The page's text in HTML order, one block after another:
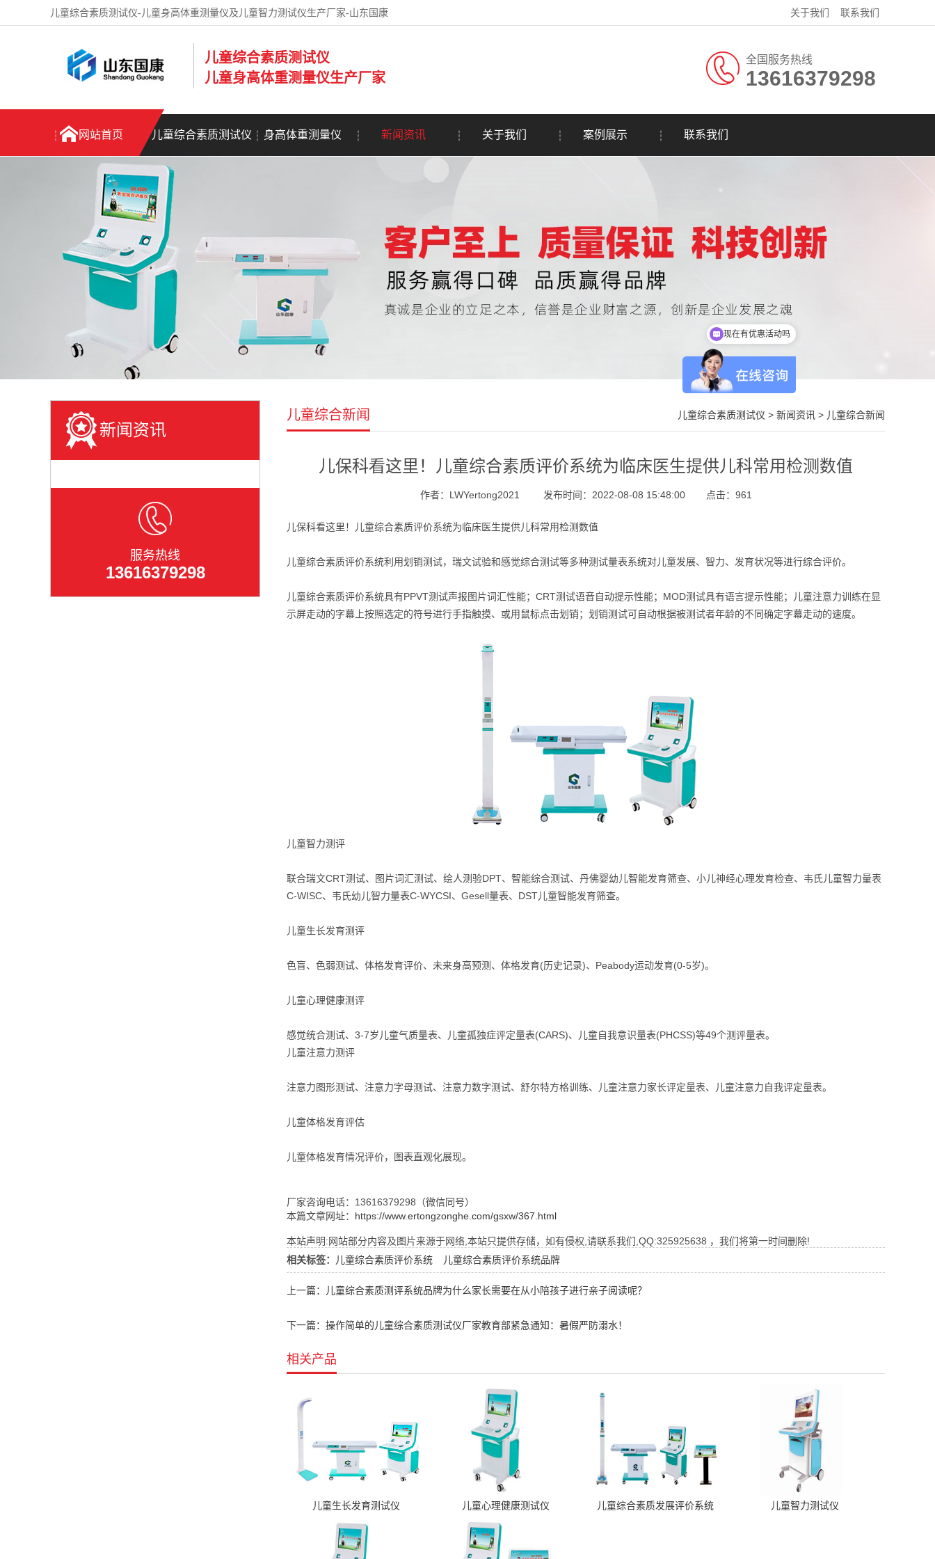
儿童综合素质测试仪-儿童身高体重测量仪及儿童智力测试仪生产厂家-山东国康 关于我们 联系我们
儿童综合素质测试仪
儿童身高体重测量仪生产厂家
全国服务热线
13616379298
网站首页 儿童综合素质测试仪 身高体重测量仪 新闻资讯 关于我们 案例展示 联系我们
新闻资讯
服务热线
13616379298
儿童综合新闻 儿童综合素质测试仪 > 新闻资讯 > 儿童综合新闻
儿保科看这里！儿童综合素质评价系统为临床医生提供儿科常用检测数值
作者：LWYertong2021 发布时间：2022-08-08 15:48:00 点击： 961
儿保科看这里！儿童综合素质评价系统为临床医生提供儿科常用检测数值
儿童综合素质评价系统利用划销测试，瑞文试验和感觉综合测试等多种测试量表系统对儿童发展、智力、发育状况等进行综合评价。
儿童综合素质评价系统具有PPVT测试声报图片词汇性能；CRT测试语音自动提示性能；MOD测试具有语言提示性能；儿童注意力训练在显
示屏走动的字幕上按照选定的符号进行手指触摸、或用鼠标点击划销；划销测试可自动根据被测试者年龄的不同确定字幕走动的速度。
儿童智力测评
联合瑞文CRT测试、图片词汇测试、绘人测验DPT、智能综合测试、丹佛婴幼儿智能发育筛查、小儿神经心理发育检查、韦氏儿童智力量表
C-WISC、韦氏幼儿智力量表C-WYCSI、Gesell量表、DST儿童智能发育筛查。
儿童生长发育测评
色盲、色弱测试、体格发育评价、未来身高预测、体格发育(历史记录)、Peabody运动发育(0-5岁)。
儿童心理健康测评
感觉统合测试、3-7岁儿童气质量表、儿童孤独症评定量表(CARS)、儿童自我意识量表(PHCSS)等49个测评量表。
儿童注意力测评
注意力图形测试、注意力字母测试、注意力数字测试、舒尔特方格训练、儿童注意力家长评定量表、儿童注意力自我评定量表。
儿童体格发育评估
儿童体格发育情况评价，图表直观化展现。
厂家咨询电话：13616379298（微信同号）
本篇文章网址： https://www.ertongzonghe.com/gsxw/367.html
本站声明:网站部分内容及图片来源于网络,本站只提供存储，如有侵权,请联系我们,QQ:325925638 ，我们将第一时间删除!
相关标签：
儿童综合素质评价系统 儿童综合素质评价系统品牌
上一篇：儿童综合素质测评系统品牌为什么家长需要在从小陪孩子进行亲子阅读呢？
下一篇：操作简单的儿童综合素质测试仪厂家教育部紧急通知：暑假严防溺水！
相关产品
儿童生长发育测试仪 儿童心理健康测试仪 儿童综合素质发展评价系统 儿童智力测试仪
可以介绍下你们的产品么
现在有优惠活动吗